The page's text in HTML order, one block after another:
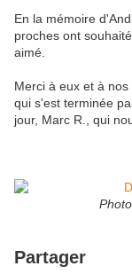
En la mémoire
proches ont
aimé.
Merci à eux et à
qui s'est terminée
jour, Marc R., qui
Partager